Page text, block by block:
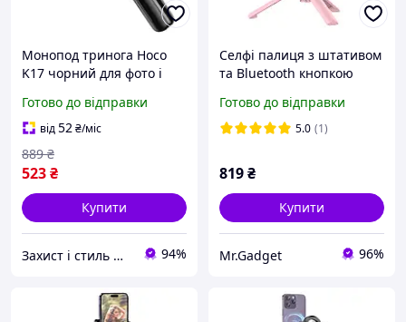
Монопод тринога Hoco
K17 чорний для фото і
стійкий 0.75 м
Готово до відправки
від52₴/міс
523₴
889 ₴
Купити
Захист і стиль — в одному магазині 94%
Селфі палиця з штативом
та Bluetooth кнопкою
Pink
Готово до відправки
5.0 (1)
819₴
Купити
Mr.Gadget 96%